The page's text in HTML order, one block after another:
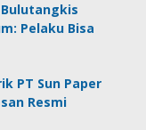
Pelaku Bisa
PT Sun Paper
Resmi